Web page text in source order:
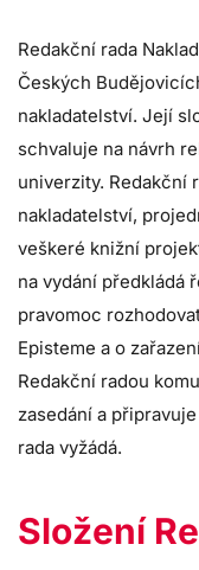
Redakční rada
Českých
nakladatelství. Její
schvaluje na návrh
univerzity. Redakční
nakladatelství,
veškeré knižní
na vydání předkládá
pravomoc
Episteme a o
Redakční radou
zasedání a
rada vyžádá.
Složení